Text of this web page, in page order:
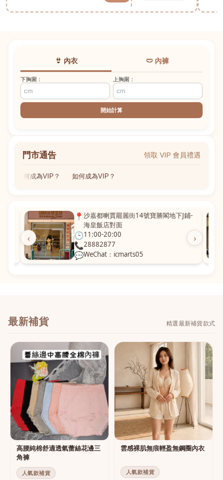
👙 內衣 🩲 內褲
下胸圍： 上胸圍：
開始計算
門市通告 領取 VIP 會員禮遇
如何成為VIP？ 如何成為VIP？
‹ ›
📍 沙嘉都喇賈罷麗街14號寶勝閣地下J鋪-
海皇飯店對面
🕒11:00-20:00
📞28882877
💬WeChat：icmarts05
最新補貨 精選最新補貨款式
高腰純棉舒適透氣蕾絲花邊三
角褲
人氣款補貨
雲感裸肌無痕輕盈無鋼圈內衣
人氣款補貨